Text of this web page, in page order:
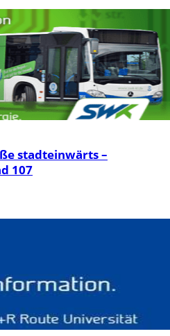
stadteinwärts –
107